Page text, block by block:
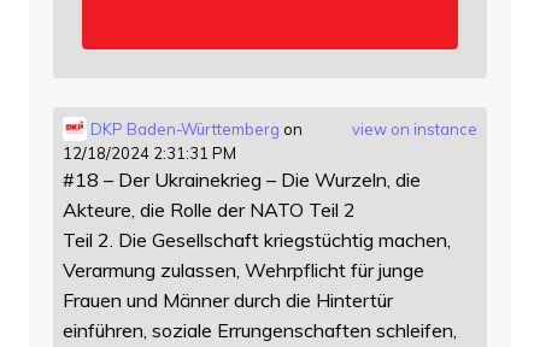
view on instance
DKP Baden-Württemberg on
12/18/2024 2:31:31 PM
#18 – Der Ukrainekrieg – Die Wurzeln, die
Akteure, die Rolle der NATO Teil 2
Teil 2. Die Gesellschaft kriegstüchtig machen,
Verarmung zulassen, Wehrpflicht für junge
Frauen und Männer durch die Hintertür
einführen, soziale Errungenschaften schleifen,